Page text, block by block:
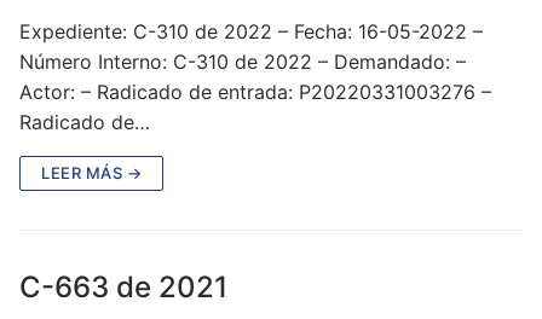
Expediente: C-310 de 2022 – Fecha: 16-05-2022 –
Número Interno: C-310 de 2022 – Demandado: –
Actor: – Radicado de entrada: P20220331003276 –
Radicado de…
LEER MÁS →
C-663 de 2021